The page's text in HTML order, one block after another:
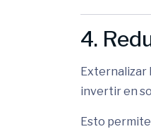
4.
Externalizar
invertir en
Esto